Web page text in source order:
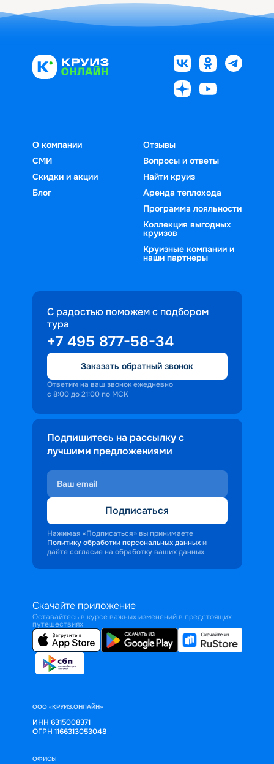
О компании
СМИ
Скидки и акции
Блог
Отзывы
Вопросы и ответы
Найти круиз
Аренда теплохода
Программа лояльности
Коллекция выгодных
круизов
Круизные компании и
наши партнеры
С радостью поможем с подбором
тура
+7 495 877-58-34
Заказать обратный звонок
Ответим на ваш звонок ежедневно
с 8:00 до 21:00 по МСК
Подпишитесь на рассылку с
лучшими предложениями
Подписаться
Нажимая «Подписаться» вы принимаете
Политику обработки персональных данных и
даёте согласие на обработку ваших данных
Скачайте приложение
Оставайтесь в курсе важных изменений в предстоящих
путешествиях
ООО «КРУИЗ.ОНЛАЙН»
ИНН 6315008371
ОГРН 1166313053048
ОФИСЫ